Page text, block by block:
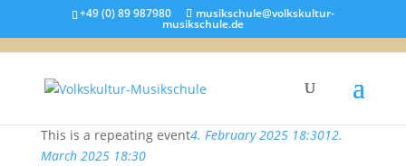
+49 (0) 89 987980 musikschule@volkskultur-
musikschule.de
This is a repeating event4. February 2025 18:3012.
March 2025 18:30